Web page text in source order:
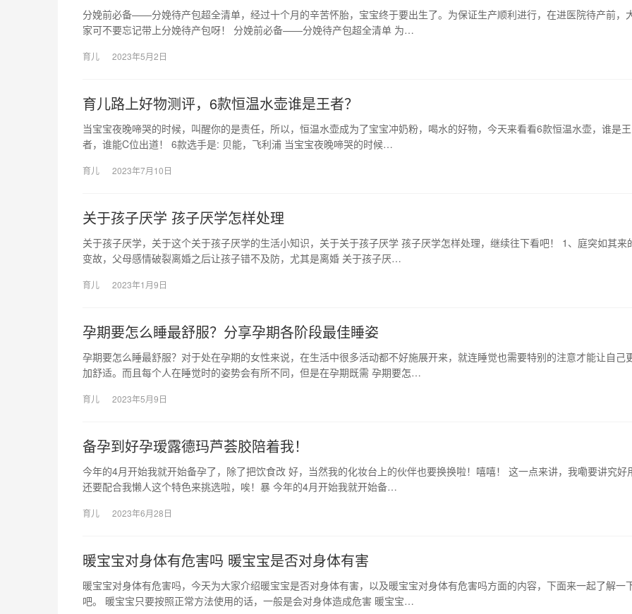
分娩前必备——分娩待产包超全清单，经过十个月的辛苦怀胎，宝宝终于要出生了。为保证生产顺利进行，在进医院待产前，
家可不要忘记带上分娩待产包呀！ 分娩前必备——分娩待产包超全清单 为…
育儿 2023年5月2日
育儿路上好物测评，6款恒温水壶谁是王者？
当宝宝夜晚啼哭的时候，叫醒你的是责任，所以，恒温水壶成为了宝宝冲奶粉，喝水的好物，今天来看看6款恒温水壶，谁是王
者，谁能C位出道！ 6款选手是: 贝能，飞利浦 当宝宝夜晚啼哭的时候…
育儿 2023年7月10日
关于孩子厌学 孩子厌学怎样处理
关于孩子厌学，关于这个关于孩子厌学的生活小知识，关于关于孩子厌学 孩子厌学怎样处理，继续往下看吧！ 1、庭突如其来
变故，父母感情破裂离婚之后让孩子错不及防，尤其是离婚 关于孩子厌…
育儿 2023年1月9日
孕期要怎么睡最舒服？分享孕期各阶段最佳睡姿
孕期要怎么睡最舒服？对于处在孕期的女性来说，在生活中很多活动都不好施展开来，就连睡觉也需要特别的注意才能让自己
加舒适。而且每个人在睡觉时的姿势会有所不同，但是在孕期既需 孕期要怎…
育儿 2023年5月9日
备孕到好孕瑷露德玛芦荟胶陪着我！
今年的4月开始我就开始备孕了，除了把饮食改 好，当然我的化妆台上的伙伴也要换换啦！嘻嘻！ 这一点来讲，我嘞要讲究好
还要配合我懒人这个特色来挑选啦，唉！暴 今年的4月开始我就开始备…
育儿 2023年6月28日
暖宝宝对身体有危害吗 暖宝宝是否对身体有害
暖宝宝对身体有危害吗，今天为大家介绍暖宝宝是否对身体有害，以及暖宝宝对身体有危害吗方面的内容，下面来一起了解一
吧。 暖宝宝只要按照正常方法使用的话，一般是会对身体造成危害 暖宝宝…